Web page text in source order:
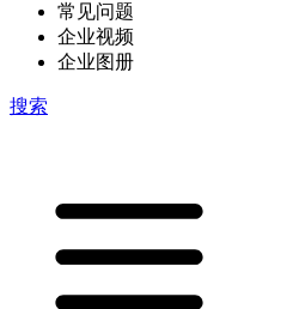
常见问题
企业视频
企业图册
搜索